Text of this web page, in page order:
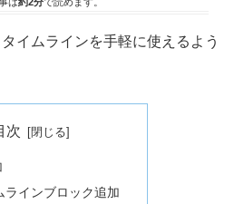
イムラインを手軽に使えるよう
次
ラインブロック追加